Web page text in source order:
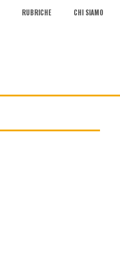
RUBRICHE CHI SIAMO